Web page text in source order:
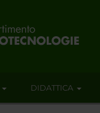
DIDATTICA